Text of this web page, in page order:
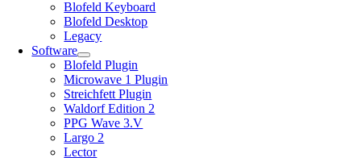
Blofeld Keyboard
Blofeld Desktop
Legacy
Software
Blofeld Plugin
Microwave 1 Plugin
Streichfett Plugin
Waldorf Edition 2
PPG Wave 3.V
Largo 2
Lector